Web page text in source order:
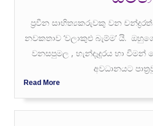
ප්‍රවීන සාහිත්‍යකරුවකු වන
නවකතාව ‘වලාකුළු බැම්ම’ යි.
වනසපුමල , හැන්දෑදූරය හා විමන්
අවධානයට
Read More